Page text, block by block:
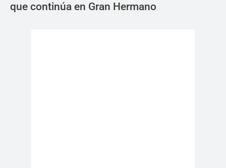
que continúa en Gran Hermano